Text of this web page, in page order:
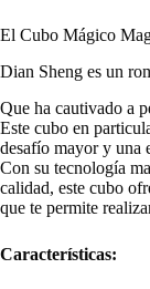
El Cubo Mágico
Dian Sheng es un
Que ha cautivado a
Este cubo en
desafío mayor y una
Con su tecnología
calidad, este cubo
que te permite
Características: